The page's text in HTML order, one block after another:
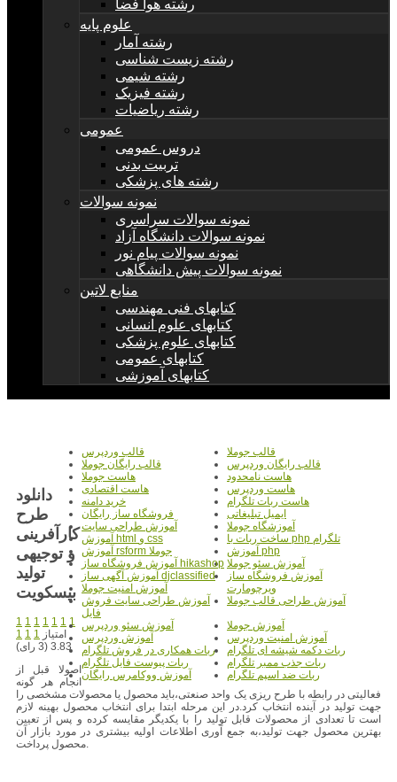
رشته هوا فضا
علوم پایه
رشته آمار
رشته زیست شناسی
رشته شیمی
رشته فیزیک
رشته ریاضیات
عمومی
دروس عمومی
تربیت بدنی
رشته های پزشکی
نمونه سوالات
نمونه سوالات سراسری
نمونه سوالات دانشگاه آزاد
نمونه سوالات پیام نور
نمونه سوالات پیش دانشگاهی
منابع لاتین
کتابهای فنی مهندسی
کتابهای علوم انسانی
کتابهای علوم پزشکی
کتابهای عمومی
کتابهای آموزشی
قالب جوملا
قالب وردپرس
قالب رایگان وردپرس
قالب رایگان جوملا
هاست نامحدود
هاست جوملا
هاست وردپرس
هاست اقتصادی
هاست ربات تلگرام
خرید دامنه
ایمیل تبلیغاتی
فروشگاه ساز رایگان
آموزشگاه جوملا
آموزش طراحی سایت
ساخت ربات با php تلگرام
آموزش html و css
آموزش php
آموزش rsform جوملا
آموزش سئو جوملا آموزش فروشگاه ساز hikashop
آموزش فروشگاه ساز
ویرچومارت
آموزش آگهی ساز djclassified
آموزش امنیت جوملا
آموزش طراحی قالب جوملا
آموزش طراحی سایت فروش
فایل
آموزش جوملا
آموزش سئو وردپرس
آموزش امنیت وردپرس
آموزش وردپرس
ربات دکمه شیشه ای تلگرام
ربات همکاری در فروش تلگرام
ربات جذب ممبر تلگرام
ربات پیوست فایل تلگرام
ربات ضد اسپم تلگرام
آموزش ووکامرس رایگان
دانلود
طرح
کارآفرینی
و توجیهی
تولید
بیسکویت
1 1 1 1 1 1 1
1 1 1 امتیاز
3.83 (3 رای)
اصولا قبل از
انجام هر گونه
فعالیتی در رابطه با طرح ریزی یک واحد صنعتی،باید محصول یا محصولات مشخصی را
جهت تولید در آینده انتخاب کرد.در این مرحله ابتدا برای انتخاب محصول بهینه لازم
است تا تعدادی از محصولات قابل تولید را با یکدیگر مقایسه کرده و پس از تعیین
بهترین محصول جهت تولید،به جمع آوری اطلاعات اولیه بیشتری در مورد بازار آن
محصول پرداخت.